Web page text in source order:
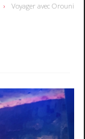
Voyager avec Orouni